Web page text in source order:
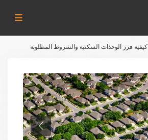
كيفية فرز الوحدات السكنية والشروط المطلوبة